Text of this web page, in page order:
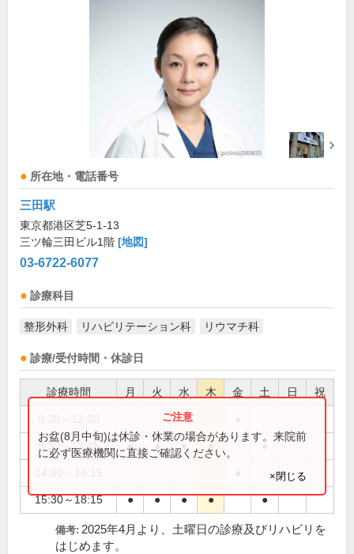
所在地・電話番号
三田駅
東京都港区芝5-1-13
三ツ輪三田ビル1階 [地図]
03-6722-6077
診療科目
整形外科 リハビリテーション科 リウマチ科
診療/受付時間・休診日
診療時間 月 火 水 木 金 土 日 祝
9:30～13:45 ● ● ● ● ●
15:30～18:15 ● ● ● ● ●
お盆(8月中旬)は休診・休業の場合があります。来院前
に必ず医療機関に直接ご確認ください。
×閉じる
備考: 2025年4月より、土曜日の診療及びリハビリを
はじめます。